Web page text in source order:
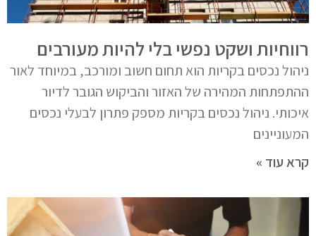
רווחיות ושקט נפשי בלי להיות מעורבים
ניהול נכסים בקריות הוא תחום חשוב ומורכב, במיוחד לאור
ההתפתחות המהירה של האזור והביקוש הגובר לדיור
איכותי. ניהול נכסים בקריות מספק פתרון לבעלי נכסים
המעוניינים
קרא עוד »